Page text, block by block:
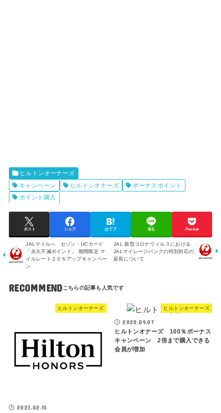
ヒルトンオーナーズ
キャンペーン
ヒルトンオナーズ
ボーナスポイント
ポイント購入
ポスト シェア はてブ 送る Pocket
JALマイルへ セゾン・UCカード
「永久不滅ポイント」 期間限定 マ
イルレート２０％アップキャンペー
ン
JAL 新型コロナウィルスにおける
JALマイレージバンクの特別対応の
延長について
RECOMMEND
ヒルトンオーナーズ
2023.02.15
ヒルトンオーナーズ
2020.09.07
ヒルトンオナーズ 100％ボーナス
キャンペーン 2倍まで購入できる
会員が増加